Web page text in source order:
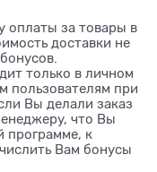
оплаты за товары в
доставки не
только в личном
пользователям при
Вы делали заказ
что Вы
программе, к
Вам бонусы